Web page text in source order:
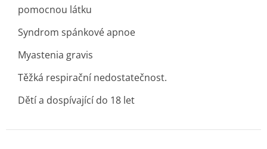
pomocnou látku
Syndrom spánkové apnoe
Myastenia gravis
Těžká respirační nedostatečnost.
Dětí a dospívající do 18 let